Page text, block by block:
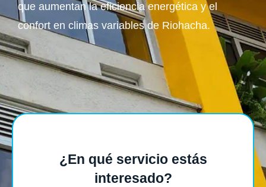
que aumentan la eficiencia energética y el
confort en climas variables de Riohacha.
¿En qué servicio estás
interesado?